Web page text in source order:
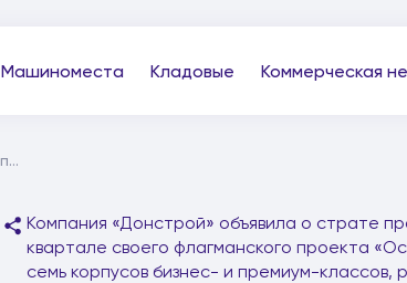
Машиноместа Кладовые Коммерческая
«Донстрой» открыл продажи квартир с премиальной отделкой в «Остров.7»
Компания «Донстрой» объявила о страте
квартале своего флагманского проекта
семь корпусов бизнес- и премиум-